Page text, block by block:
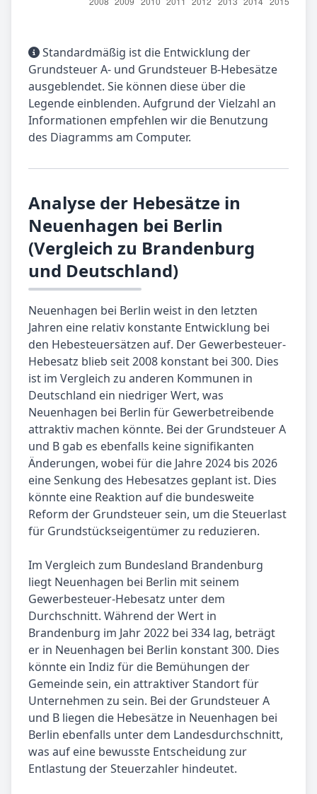
Standardmäßig ist die Entwicklung der
Grundsteuer A- und Grundsteuer B-Hebesätze
ausgeblendet. Sie können diese über die
Legende einblenden. Aufgrund der Vielzahl an
Informationen empfehlen wir die Benutzung
des Diagramms am Computer.
Analyse der Hebesätze in
Neuenhagen bei Berlin
(Vergleich zu Brandenburg
und Deutschland)
Neuenhagen bei Berlin weist in den letzten
Jahren eine relativ konstante Entwicklung bei
den Hebesteuersätzen auf. Der Gewerbesteuer-
Hebesatz blieb seit 2008 konstant bei 300. Dies
ist im Vergleich zu anderen Kommunen in
Deutschland ein niedriger Wert, was
Neuenhagen bei Berlin für Gewerbetreibende
attraktiv machen könnte. Bei der Grundsteuer A
und B gab es ebenfalls keine signifikanten
Änderungen, wobei für die Jahre 2024 bis 2026
eine Senkung des Hebesatzes geplant ist. Dies
könnte eine Reaktion auf die bundesweite
Reform der Grundsteuer sein, um die Steuerlast
für Grundstückseigentümer zu reduzieren.
Im Vergleich zum Bundesland Brandenburg
liegt Neuenhagen bei Berlin mit seinem
Gewerbesteuer-Hebesatz unter dem
Durchschnitt. Während der Wert in
Brandenburg im Jahr 2022 bei 334 lag, beträgt
er in Neuenhagen bei Berlin konstant 300. Dies
könnte ein Indiz für die Bemühungen der
Gemeinde sein, ein attraktiver Standort für
Unternehmen zu sein. Bei der Grundsteuer A
und B liegen die Hebesätze in Neuenhagen bei
Berlin ebenfalls unter dem Landesdurchschnitt,
was auf eine bewusste Entscheidung zur
Entlastung der Steuerzahler hindeutet.